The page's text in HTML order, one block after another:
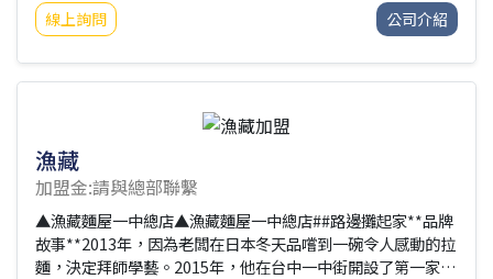
線上詢問 公司介紹
漁藏
加盟金:請與總部聯繫
▲漁藏麵屋一中總店▲漁藏麵屋一中總店##路邊攤起家**品牌
故事**2013年，因為老闆在日本冬天品嚐到一碗令人感動的拉
麵，決定拜師學藝。2015年，他在台中一中街開設了第一家創